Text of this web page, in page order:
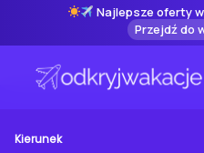
Najlepsze oferty
Przejdź do
Kierunek